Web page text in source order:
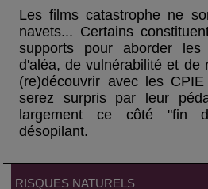
Les films catastrophe ne
navets... Certains
supports pour aborder
d'aléa, de vulnérabilité et de
(re)découvrir avec les
serez surpris par leur
largement ce côté "fin
désopilant.
RISQUES NATURELS